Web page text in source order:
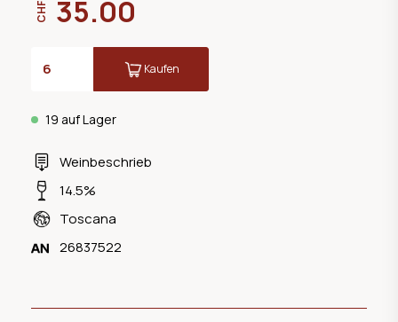
Weinbeschrieb
14.5%
Toscana
26837522
19 auf Lager
CHF 35.00
Kaufen